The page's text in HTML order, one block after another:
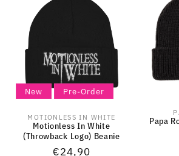
New Pre-Order
Anbieter:
MOTIONLESS IN WHITE
Motionless In White
(Throwback Logo) Beanie
Normaler
€24,90
Papa